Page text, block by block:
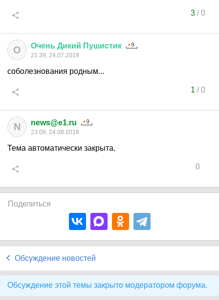
3/0
О Очень Дикий Пушистик
21:39, 24.07.2018
соболезнования родным...
1 /0
N news@e1.ru
23:08, 24.08.2018
Тема автоматически закрыта.
0
Поделиться
Обсуждение новостей
Обсуждение этой темы закрыто модератором форума.